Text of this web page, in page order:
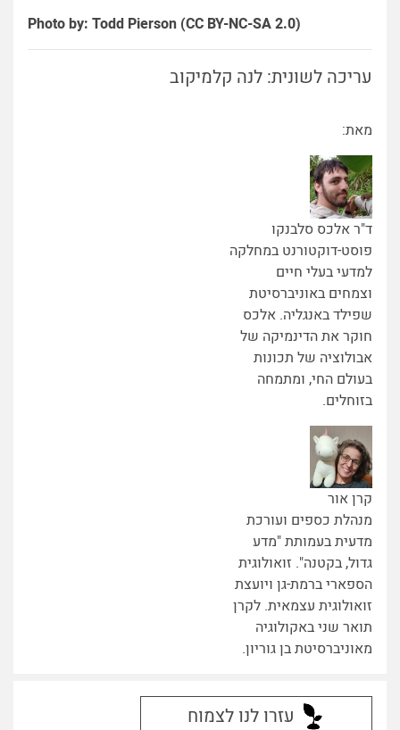
Photo by: Todd Pierson (CC BY-NC-SA 2.0)
עריכה לשונית: לנה קלמיקוב
מאת:
ד"ר אלכס סלבנקו
פוסט-דוקטורנט במחלקה
למדעי בעלי חיים
וצמחים באוניברסיטת
שפילד באנגליה. אלכס
חוקר את הדינמיקה של
אבולוציה של תכונות
בעולם החי, ומתמחה
בזוחלים.
קרן אור
מנהלת כספים ועורכת
מדעית בעמותת "מדע
גדול, בקטנה". זואולוגית
הספארי ברמת-גן ויועצת
זואולוגית עצמאית. לקרן
תואר שני באקולוגיה
מאוניברסיטת בן גוריון.
עזרו לנו לצמוח